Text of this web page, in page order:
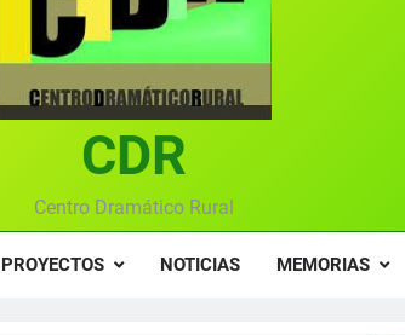
Gala 2024 en el
en el VI Certamen Francisco Nieva de
CDR
Centro Dramático Rural
PROYECTOS NOTICIAS MEMORIAS